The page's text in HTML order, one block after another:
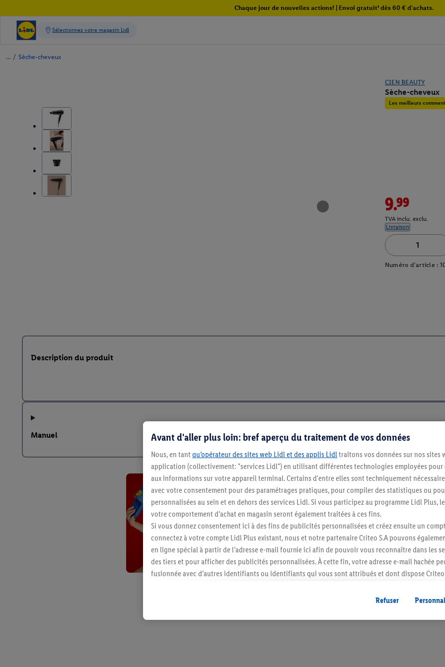
Chaque jour de nouvelles actions! | Envoi gratuit¹ dès 60 € d'achats.
/ Sèche-cheveux
CIEN BEAUTY
Sèche-cheveux
Les meilleurs
9.99
TVA inclu. exclu.
Livraison
Numéro d'article :
Description du produit
Manuel
Restez au
Abonnez-vous à la newsletter
S'abonner
Avant d'aller plus loin: bref aperçu du traitement de vos données
Nous, en tant qu’opérateur des sites web Lidl et des applis Lidl traitons vos données sur nos sites
application (collectivement: "services Lidl") en utilisant différentes technologies employées pour
aux informations sur votre appareil terminal. Certains d'entre elles sont techniquement
avec votre consentement pour des paramétrages pratiques, pour compiler des statistiques ou
personnalisées au sein et en dehors des services Lidl. Si vous participez au programme Lidl Plus,
votre comportement d’achat en magasin seront également traitées à ces fins.
Si vous donnez consentement ici à des fins de publicités personnalisées et créez ensuite un
connectez à votre compte Lidl Plus existant, nous et notre partenaire Criteo S.A pouvons
en ligne spécial à partir de l’adresse e-mail fournie ici afin de pouvoir vous reconnaître dans les
des tiers et pour afficher des publicités personnalisées. À cette fin, votre adresse e-mail hachée
fusionnée avec d’autres identifiants ou identifiants qui vous sont attribués et dont dispose Criteo
vous avez montré de l’intérêt (par exemple en plaçant le produit dans un panier d’un webshop
l’achat) peuvent également être affichées sur plusieurs apppareils et plusieurs services de Lidl si
plusieurs services de Lidl peuvent vous être attribués en utilisant votre adresse e-mail hachée et,
Refuser